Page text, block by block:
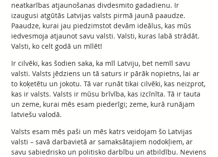
neatkarības atjaunošanas divdesmito gadadienu. Ir
izaugusi atgūtās Latvijas valsts pirmā jaunā paaudze.
Paaudze, kurai jau piedzimstot devām ideālus, kas mūs
iedvesmoja atjaunot savu valsti. Valsti, kuras labā strādāt.
Valsti, ko celt godā un mīlēt!
Ir cilvēki, kas šodien saka, ka mīl Latviju, bet nemīl savu
valsti. Valsts jēdziens un tā saturs ir pārāk nopietns, lai ar
to koķetētu un jokotu. Tā var runāt tikai cilvēki, kas neizprot,
kas ir valsts. Valsts ir mūsu brīvība, kas izcīnīta. Tā ir tauta
un zeme, kurai mēs esam piederīgi; zeme, kurā runājam
latviešu valodā.
Valsts esam mēs paši un mēs katrs veidojam šo Latvijas
valsti – savā darbavietā ar samaksātajiem nodokļiem, ar
savu sabiedrisko un politisko darbību un atbildību. Neviens